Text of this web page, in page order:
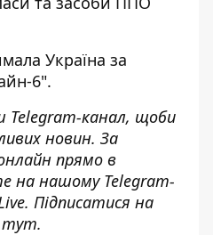
Україна за
6".
Telegram-канал, щоби
новин. За
прямо в
на нашому Telegram-
. Підписатися на
тут.